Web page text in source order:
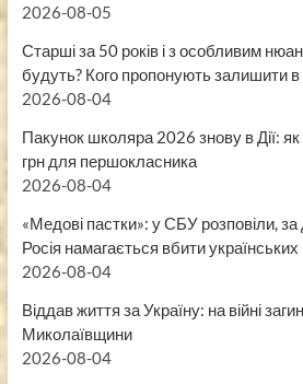
2026-08-05
Старші за 50 років і з особливим
будуть? Кого пропонують залишити в
2026-08-04
Пакунок школяра 2026 знову в Дії:
грн для першокласника
2026-08-04
«Медові пастки»: у СБУ розповіли,
Росія намагається вбити українських
2026-08-04
Віддав життя за Україну: на війні
Миколаївщини
2026-08-04